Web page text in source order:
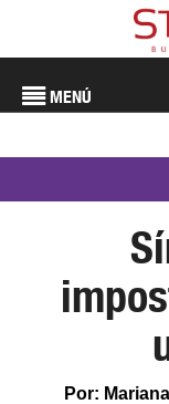
MENÚ
Por: